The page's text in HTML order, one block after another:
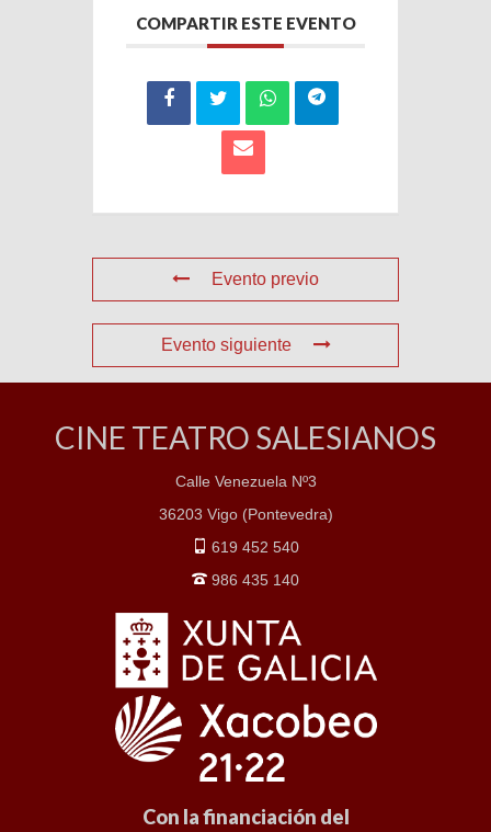
COMPARTIR ESTE EVENTO
Evento previo
Evento siguiente
CINE TEATRO SALESIANOS
Calle Venezuela Nº3
36203 Vigo (Pontevedra)
619 452 540
986 435 140
Con la financiación del